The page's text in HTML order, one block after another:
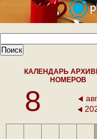
КАЛЕНДАРЬ
НОМЕРОВ
8